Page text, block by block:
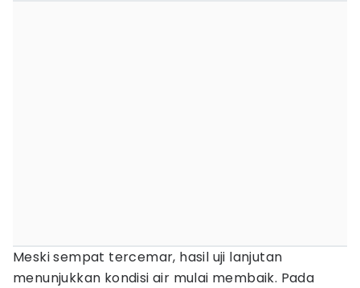
Meski sempat tercemar, hasil uji lanjutan
menunjukkan kondisi air mulai membaik. Pada